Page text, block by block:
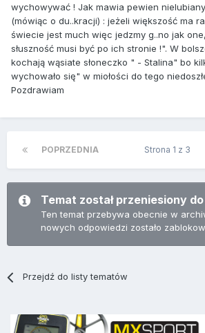
wychowywać ! Jak mawia pewien
(mówiąc o du..kracji) : jeżeli większość ma
świecie jest much więc jedzmy g..no jak
słuszność musi być po ich stronie !". W
kochają wąsiate słoneczko " - Stalina" bo
wychowało się" w miołości do tego
Pozdrawiam
POPRZEDNIA Strona 1 z 3
Temat został przeniesiony
Ten temat przebywa obecnie w
nowych odpowiedzi zostało
Przejdź do listy tematów